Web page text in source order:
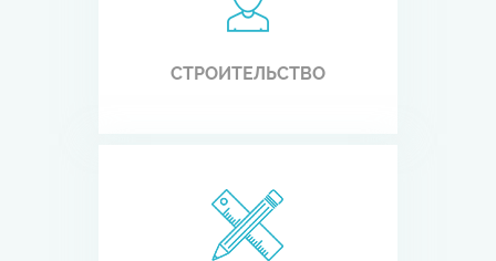
СТРОИТЕЛЬСТВО